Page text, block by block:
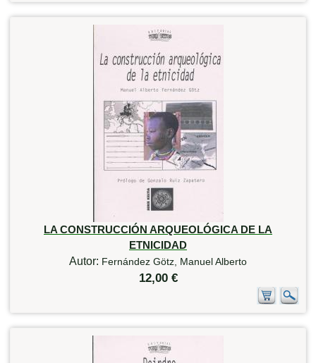
LA CONSTRUCCIÓN ARQUEOLÓGICA DE LA
ETNICIDAD
Autor: Fernández Götz, Manuel Alberto
12,00 €